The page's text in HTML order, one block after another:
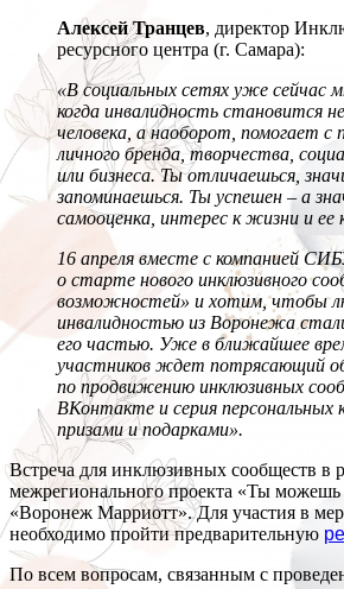
Алексей Транцев, директор
ресурсного центра (г. Самара):
«В социальных сетях уже сейчас
когда инвалидность становится
человека, а наоборот, помогает с
личного бренда, творчества,
или бизнеса. Ты отличаешься,
запоминаешься. Ты успешен – а
самооценка, интерес к жизни и ее
16 апреля вместе с компанией
о старте нового инклюзивного
возможностей» и хотим, чтобы
инвалидностью из Воронежа
его частью. Уже в ближайшее
участников ждет потрясающий
по продвижению инклюзивных
ВКонтакте и серия персональных
призами и подарками».
Встреча для инклюзивных сообществ в
межрегионального проекта «Ты можешь
«Воронеж Марриотт». Для участия в
необходимо пройти предварительную
По всем вопросам, связанным с